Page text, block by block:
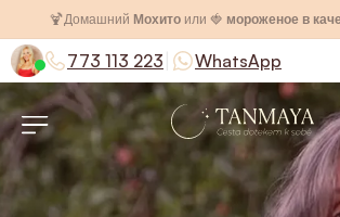
🍹Домашний Мохито или 🍓 мороженое в
773 113 223 WhatsApp